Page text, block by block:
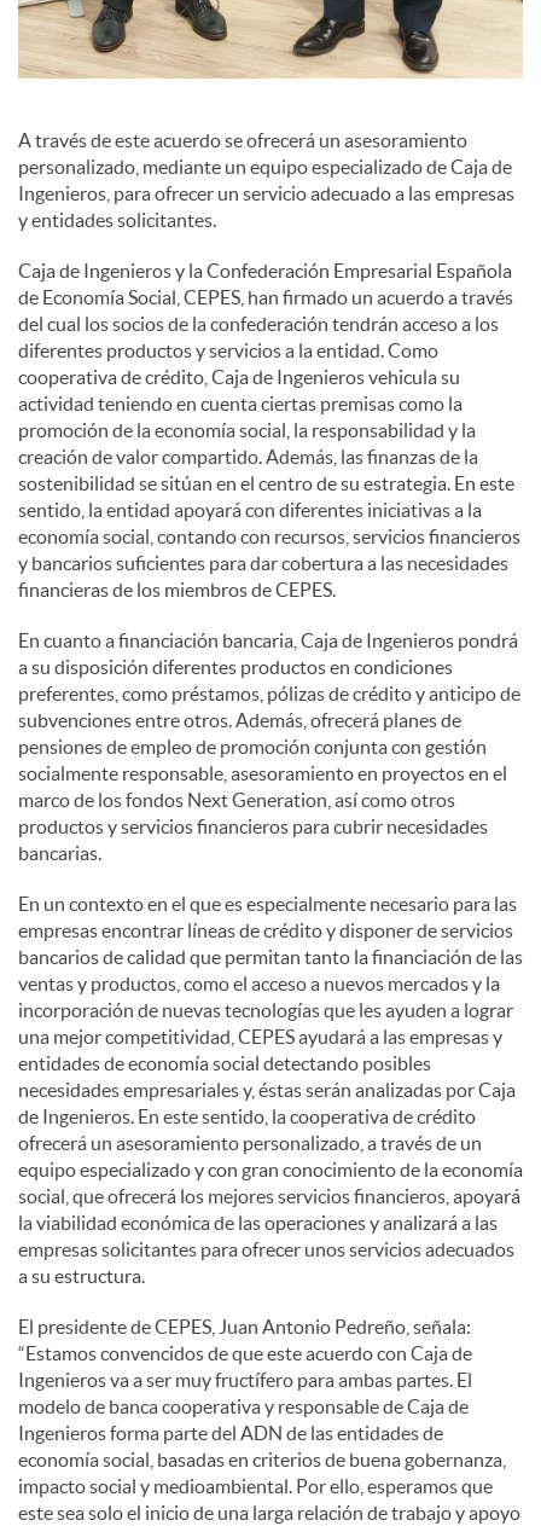
A través de este acuerdo se ofrecerá un asesoramiento
personalizado, mediante un equipo especializado de Caja de
Ingenieros, para ofrecer un servicio adecuado a las empresas
y entidades solicitantes.
Caja de Ingenieros y la Confederación Empresarial Española
de Economía Social, CEPES, han firmado un acuerdo a través
del cual los socios de la confederación tendrán acceso a los
diferentes productos y servicios a la entidad. Como
cooperativa de crédito, Caja de Ingenieros vehicula su
actividad teniendo en cuenta ciertas premisas como la
promoción de la economía social, la responsabilidad y la
creación de valor compartido. Además, las finanzas de la
sostenibilidad se sitúan en el centro de su estrategia. En este
sentido, la entidad apoyará con diferentes iniciativas a la
economía social, contando con recursos, servicios financieros
y bancarios suficientes para dar cobertura a las necesidades
financieras de los miembros de CEPES.
En cuanto a financiación bancaria, Caja de Ingenieros pondrá
a su disposición diferentes productos en condiciones
preferentes, como préstamos, pólizas de crédito y anticipo de
subvenciones entre otros. Además, ofrecerá planes de
pensiones de empleo de promoción conjunta con gestión
socialmente responsable, asesoramiento en proyectos en el
marco de los fondos Next Generation, así como otros
productos y servicios financieros para cubrir necesidades
bancarias.
En un contexto en el que es especialmente necesario para las
empresas encontrar líneas de crédito y disponer de servicios
bancarios de calidad que permitan tanto la financiación de las
ventas y productos, como el acceso a nuevos mercados y la
incorporación de nuevas tecnologías que les ayuden a lograr
una mejor competitividad, CEPES ayudará a las empresas y
entidades de economía social detectando posibles
necesidades empresariales y, éstas serán analizadas por Caja
de Ingenieros. En este sentido, la cooperativa de crédito
ofrecerá un asesoramiento personalizado, a través de un
equipo especializado y con gran conocimiento de la economía
social, que ofrecerá los mejores servicios financieros, apoyará
la viabilidad económica de las operaciones y analizará a las
empresas solicitantes para ofrecer unos servicios adecuados
a su estructura.
El presidente de CEPES, Juan Antonio Pedreño, señala:
“Estamos convencidos de que este acuerdo con Caja de
Ingenieros va a ser muy fructífero para ambas partes. El
modelo de banca cooperativa y responsable de Caja de
Ingenieros forma parte del ADN de las entidades de
economía social, basadas en criterios de buena gobernanza,
impacto social y medioambiental. Por ello, esperamos que
este sea solo el inicio de una larga relación de trabajo y apoyo